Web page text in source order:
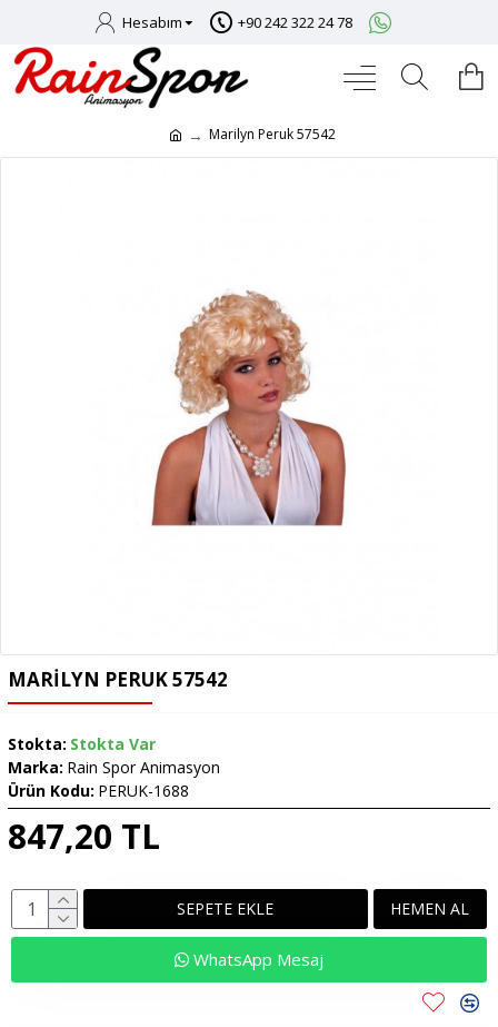
Hesabım +90 242 322 24 78
Marilyn Peruk 57542
MARILYN PERUK 57542
847,20 TL
Stokta: Stokta Var
Marka: Rain Spor Animasyon
Ürün Kodu: PERUK-1688
SEPETE EKLE HEMEN AL
WhatsApp Mesaj